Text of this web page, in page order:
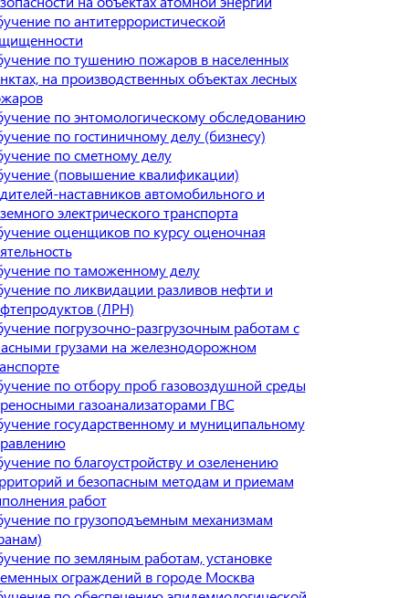
по антитеррористической
по тушению пожаров в населенных
на производственных объектах лесных
по энтомологическому обследованию
по гостиничному делу (бизнесу)
по сметному делу
(повышение квалификации)
наставников автомобильного и
электрического транспорта
оценщиков по курсу оценочная
по таможенному делу
по ликвидации разливов нефти и
(ЛРН)
погрузочно-разгрузочным работам с
грузами на железнодорожном
по отбору проб газовоздушной среды
газоанализаторами ГВС
государственному и муниципальному
по благоустройству и озеленению
и безопасным методам и приемам
работ
по грузоподъемным механизмам
по земляным работам, установке
ограждений в городе Москва